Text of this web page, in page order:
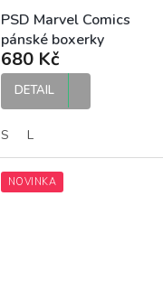
PSD Marvel Comics
pánské boxerky
680 Kč
DETAIL
S L
NOVINKA